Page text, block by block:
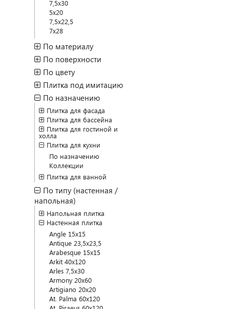
7,5x30
5x20
7,5x22,5
7x28
По материалу
По поверхности
По цвету
Плитка под имитацию
По назначению
Плитка для фасада
Плитка для бассейна
Плитка для гостиной и
холла
Плитка для кухни
По назначению
Коллекции
Плитка для ванной
По типу (настенная /
напольная)
Напольная плитка
Настенная плитка
Angle 15x15
Antique 23,5x23,5
Arabesque 15x15
Arkit 40x120
Arles 7,5x30
Armony 20x60
Artigiano 20x20
At. Palma 60x120